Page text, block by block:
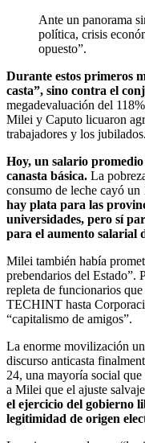
Ante un panorama
política, crisis
opuesto”.
Durante estos primeros
casta”, sino contra el
megadevaluación del
Milei y Caputo licuaron
trabajadores y los jubilados.
Hoy, un salario
canasta básica. La
consumo de leche cayó
hay plata para las
universidades, pero sí
para el aumento salarial
Milei también había
prebendarios del Estado”.
repleta de funcionarios que
TECHINT hasta
“capitalismo de amigos”.
La enorme movilización
discurso anticasta
24, una mayoría social
a Milei que el ajuste
el ejercicio del gobierno
legitimidad de origen